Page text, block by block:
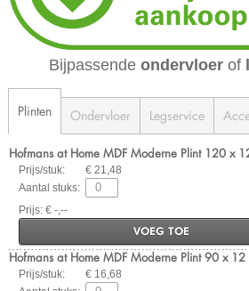
Bijpassende ondervloer of
Plinten Ondervloer Legservice
Hofmans at Home MDF Moderne Plint 120 x
Prijs/stuk:
€ 21,48
Aantal stuks:
Prijs: € -,--
VOEG TOE
Hofmans at Home MDF Moderne Plint 90 x 12
Prijs/stuk:
€ 16,68